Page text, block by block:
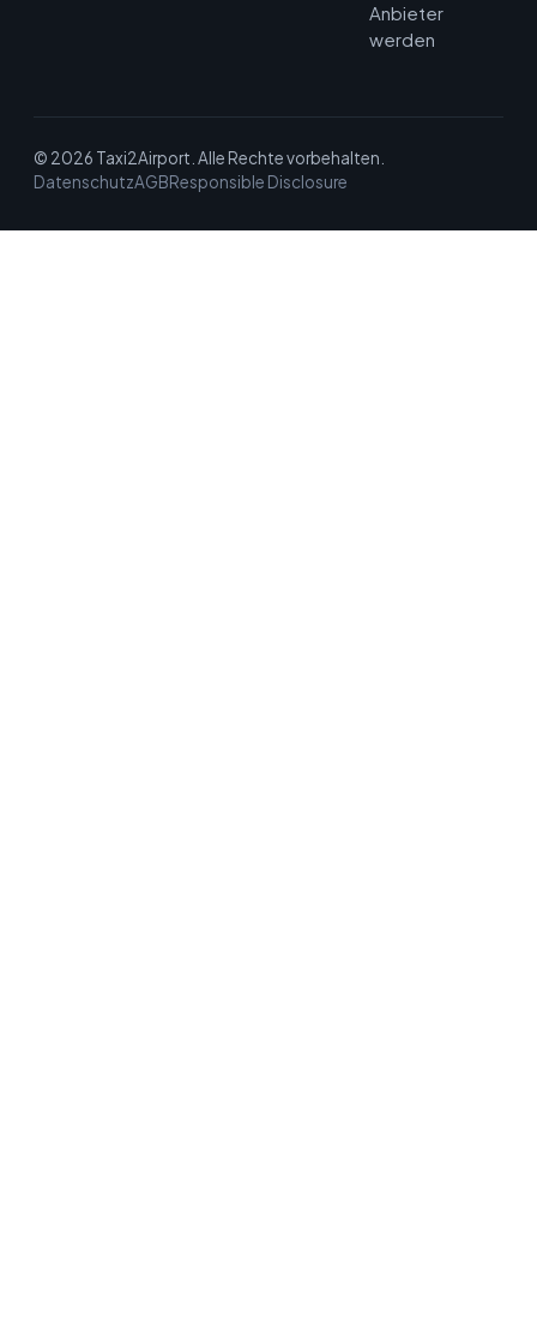
Anbieter
werden
© 2026 Taxi2Airport. Alle Rechte vorbehalten.
DatenschutzAGBResponsible Disclosure